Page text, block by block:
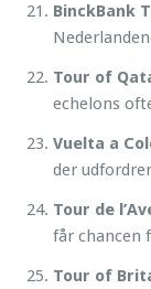
BinckBank
Tour of
echelons
Vuelta a
der
Tour de
får chancen
Tour of